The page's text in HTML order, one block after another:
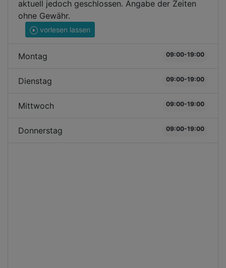
aktuell jedoch geschlossen. Angabe der Zeiten
ohne Gewähr.
vorlesen lassen
Montag 09:00-19:00
Dienstag 09:00-19:00
Mittwoch 09:00-19:00
Donnerstag 09:00-19:00